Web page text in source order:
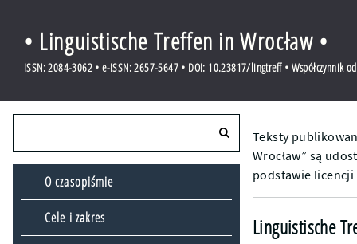
• Linguistische Treffen in Wrocław •
ISSN: 2084-3062 • e-ISSN: 2657-5647 • DOI: 10.23817/lingtreff • Współczynnik
O czasopiśmie
Cele i zakres
Teksty
Wrocław” są
podstawie licencji
Linguistische